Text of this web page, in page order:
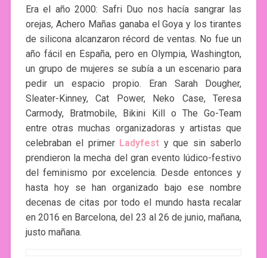
Era el año 2000: Safri Duo nos hacía sangrar las
orejas, Achero Mañas ganaba el Goya y los tirantes
de silicona alcanzaron récord de ventas. No fue un
año fácil en España, pero en Olympia, Washington,
un grupo de mujeres se subía a un escenario para
pedir un espacio propio. Eran Sarah Dougher,
Sleater-Kinney, Cat Power, Neko Case, Teresa
Carmody, Bratmobile, Bikini Kill o The Go-Team
entre otras muchas organizadoras y artistas que
celebraban el primer Ladyfest y que sin saberlo
prendieron la mecha del gran evento lúdico-festivo
del feminismo por excelencia. Desde entonces y
hasta hoy se han organizado bajo ese nombre
decenas de citas por todo el mundo hasta recalar
en 2016 en Barcelona, del 23 al 26 de junio, mañana,
justo mañana.